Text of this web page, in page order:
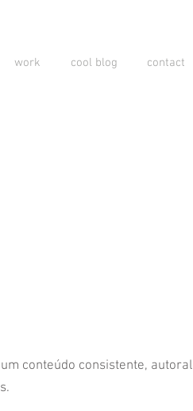
work cool blog contact
conteúdo consistente, autoral